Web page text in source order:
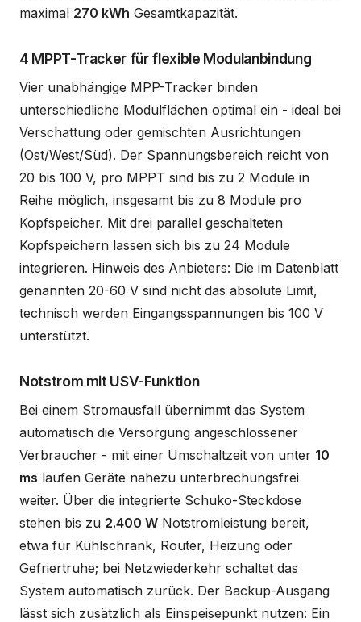
maximal 270 kWh Gesamtkapazität.
4 MPPT-Tracker für flexible Modulanbindung
Vier unabhängige MPP-Tracker binden
unterschiedliche Modulflächen optimal ein - ideal bei
Verschattung oder gemischten Ausrichtungen
(Ost/West/Süd). Der Spannungsbereich reicht von
20 bis 100 V, pro MPPT sind bis zu 2 Module in
Reihe möglich, insgesamt bis zu 8 Module pro
Kopfspeicher. Mit drei parallel geschalteten
Kopfspeichern lassen sich bis zu 24 Module
integrieren. Hinweis des Anbieters: Die im Datenblatt
genannten 20-60 V sind nicht das absolute Limit,
technisch werden Eingangsspannungen bis 100 V
unterstützt.
Notstrom mit USV-Funktion
Bei einem Stromausfall übernimmt das System
automatisch die Versorgung angeschlossener
Verbraucher - mit einer Umschaltzeit von unter 10
ms laufen Geräte nahezu unterbrechungsfrei
weiter. Über die integrierte Schuko-Steckdose
stehen bis zu 2.400 W Notstromleistung bereit,
etwa für Kühlschrank, Router, Heizung oder
Gefriertruhe; bei Netzwiederkehr schaltet das
System automatisch zurück. Der Backup-Ausgang
lässt sich zusätzlich als Einspeisepunkt nutzen: Ein